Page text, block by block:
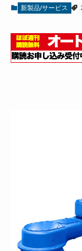
新製品/サービス